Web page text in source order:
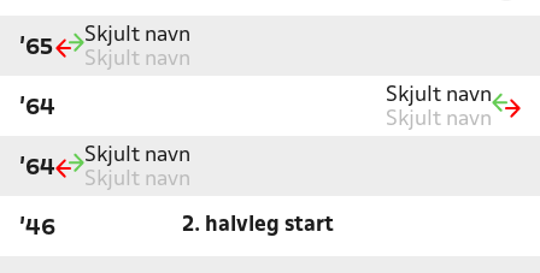
'65
Skjult navn
Skjult navn
'64
Skjult navn
Skjult navn
'64
Skjult navn
Skjult navn
'46 2. halvleg start